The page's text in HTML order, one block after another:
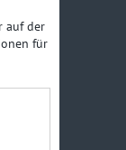
auf der
für